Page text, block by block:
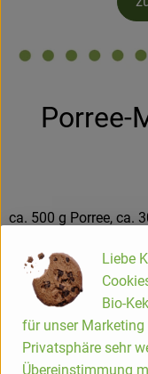
Porree-
ca. 500 g Porree, ca.
Kräutersalz, Pfeffer,
Parmesan, Rapsöl
Porree waschen und
schälen und fein
schälen, sehr fein
Liebe
Bio-
für unser
Privatsphäre sehr
Übereinstimmung